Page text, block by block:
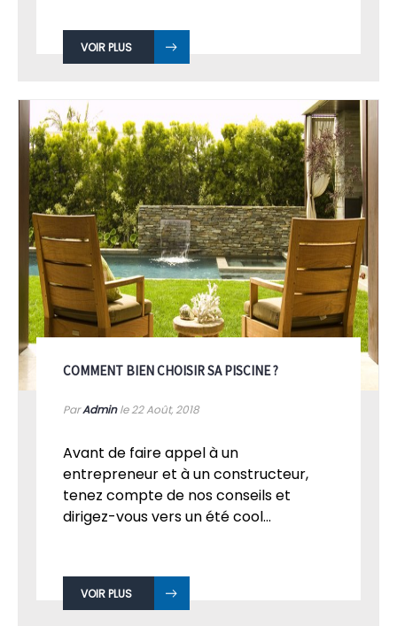
VOIR PLUS
COMMENT BIEN CHOISIR SA PISCINE ?
ParAdminle 22Août, 2018
Avant de faire appel à un
entrepreneur et à un constructeur,
tenez compte de nos conseils et
dirigez-vous vers un été cool...
VOIR PLUS